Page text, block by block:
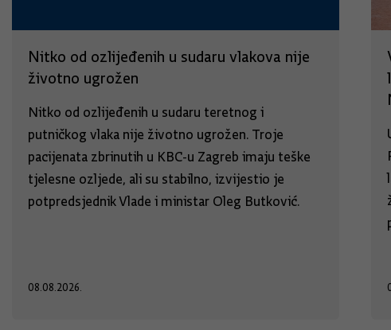
Nitko od ozlijeđenih u sudaru vlakova nije
životno ugrožen
Nitko od ozlijeđenih u sudaru teretnog i
putničkog vlaka nije životno ugrožen. Troje
pacijenata zbrinutih u KBC-u Zagreb imaju teške
tjelesne ozljede, ali su stabilno, izvijestio je
potpredsjednik Vlade i ministar Oleg Butković.
08.08.2026.